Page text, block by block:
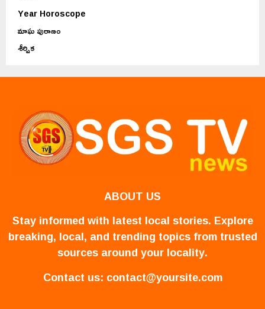
Year Horoscope
మాఘ పురాణం
శీర్షిక
ABOUT US
Stay informed with latest local stories. Explore
breaking, local, and trending topics from trusted
sources around your locality.
Contact us: contact@yoursite.com